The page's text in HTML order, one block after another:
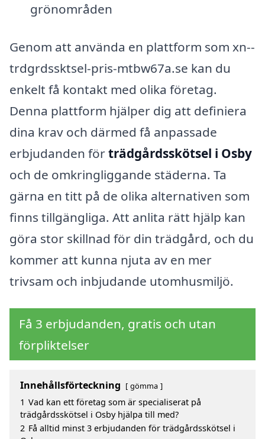
grönområden
Genom att använda en plattform som xn--
trdgrdssktsel-pris-mtbw67a.se kan du
enkelt få kontakt med olika företag.
Denna plattform hjälper dig att definiera
dina krav och därmed få anpassade
erbjudanden förträdgårdsskötsel i Osby
och de omkringliggande städerna. Ta
gärna en titt på de olika alternativen som
finns tillgängliga. Att anlita rätt hjälp kan
göra stor skillnad för din trädgård, och du
kommer att kunna njuta av en mer
trivsam och inbjudande utomhusmiljö.
Få 3 erbjudanden, gratis och utan
förpliktelser
Innehållsförteckning gömma
1 Vad kan ett företag som är specialiserat på
trädgårdsskötsel i Osby hjälpa till med?
2 Få alltid minst 3 erbjudanden för trädgårdsskötsel i